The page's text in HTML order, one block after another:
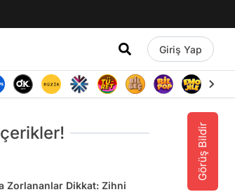
Giriş Yap
Görüş Bildir
Zorlananlar Dikkat: Zihni